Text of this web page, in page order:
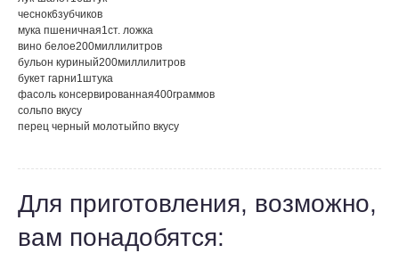
чеснок6зубчиков
мука пшеничная1ст. ложка
вино белое200миллилитров
бульон куриный200миллилитров
букет гарни1штука
фасоль консервированная400граммов
сольпо вкусу
перец черный молотыйпо вкусу
Для приготовления, возможно,
вам понадобятся: